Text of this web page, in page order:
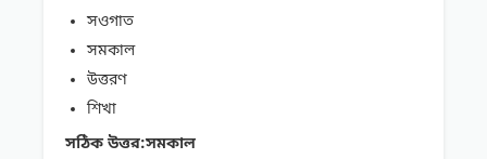
সওগাত
সমকাল
উত্তরণ
শিখা
সঠিক উত্তর:সমকাল